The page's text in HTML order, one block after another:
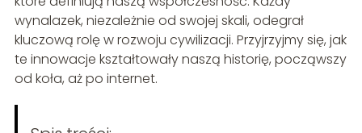
wynalazek, niezależnie od swojej skali, odegrał
kluczową rolę w rozwoju cywilizacji. Przyjrzyjmy się, jak
te innowacje kształtowały naszą historię, począwszy
od koła, aż po internet.